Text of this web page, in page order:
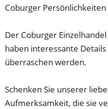
Coburger
Der Coburger
haben interessante
überraschen werden.
Schenken Sie unserer
Aufmerksamkeit, die sie